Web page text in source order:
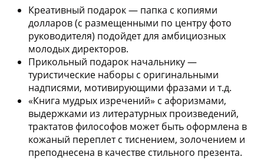
Креативный подарок — папка с копиями
долларов (с размещенными по центру фото
руководителя) подойдет для амбициозных
молодых директоров.
Прикольный подарок начальнику —
туристические наборы с оригинальными
надписями, мотивирующими фразами и т.д.
«Книга мудрых изречений» с афоризмами,
выдержками из литературных произведений,
трактатов философов может быть оформлена в
кожаный переплет с тиснением, золочением и
преподнесена в качестве стильного презента.